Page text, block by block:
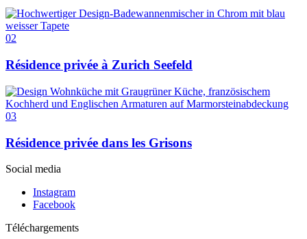
02
Résidence privée à Zurich Seefeld
03
Résidence privée dans les Grisons
Social media
Instagram
Facebook
Téléchargements